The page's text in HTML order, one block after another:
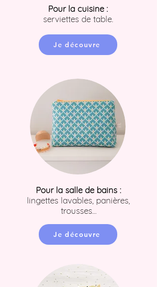
Pour la cuisine :
serviettes de table.
Je découvre
Pour la salle de bains :
lingettes lavables, panières,
trousses...
Je découvre